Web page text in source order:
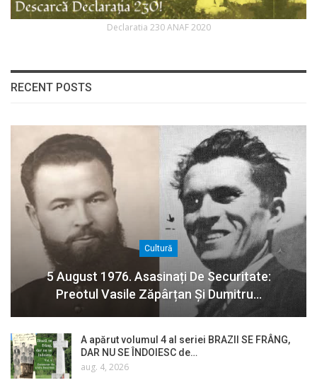
Declaratia 230 ANAF 2020
RECENT POSTS
Cultură
5 August 1976. Asasinați De Securitate:
Preotul Vasile Zăpârțan Și Dumitru…
A apărut volumul 4 al seriei BRAZII SE FRÂNG,
DAR NU SE ÎNDOIESC de…
aug. 4, 2026